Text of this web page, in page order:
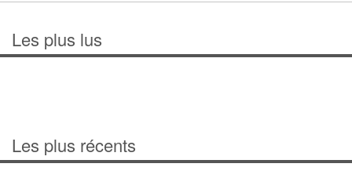
Les plus lus
Les plus récents